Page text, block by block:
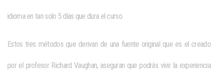
idioma en tan solo 5 días que dura el curso.
Estos tres métodos que derivan de una fuente original que es el creado
por el profesor Richard Vaughan, aseguran que podrás vivir la experiencia